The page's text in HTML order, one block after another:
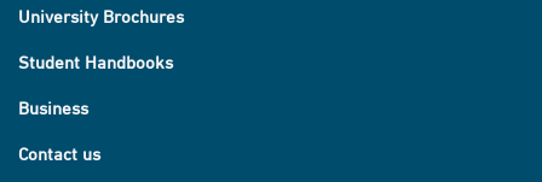
University Brochures
Student Handbooks
Business
Contact us